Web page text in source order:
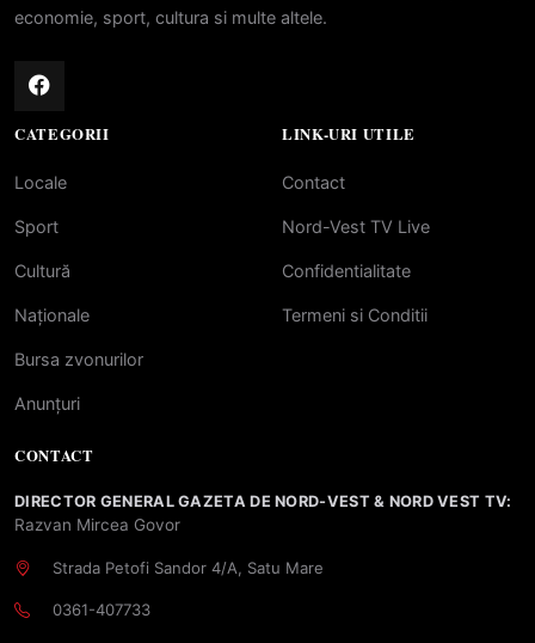
economie, sport, cultura si multe altele.
CATEGORII
Locale
Sport
Cultură
Naționale
Bursa zvonurilor
Anunțuri
LINK-URI UTILE
Contact
Nord-Vest TV Live
Confidentialitate
Termeni si Conditii
CONTACT
DIRECTOR GENERAL GAZETA DE NORD-VEST & NORD VEST TV:
Razvan Mircea Govor
Strada Petofi Sandor 4/A, Satu Mare
0361-407733